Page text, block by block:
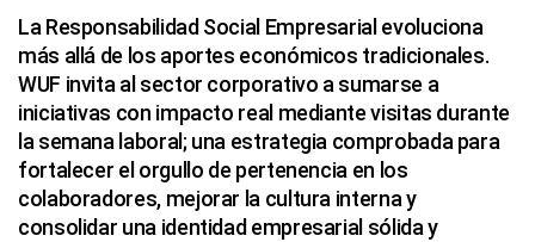
La Responsabilidad Social Empresarial evoluciona
más allá de los aportes económicos tradicionales.
WUF invita al sector corporativo a sumarse a
iniciativas con impacto real mediante visitas durante
la semana laboral; una estrategia comprobada para
fortalecer el orgullo de pertenencia en los
colaboradores, mejorar la cultura interna y
consolidar una identidad empresarial sólida y